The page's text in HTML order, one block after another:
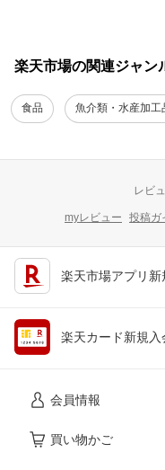
楽天市場の関連ジャン
食品 魚介類・水産加工
レビ
myレビュー 投稿ガ
楽天市場アプリ
楽天カード新規入
会員情報
買い物かご